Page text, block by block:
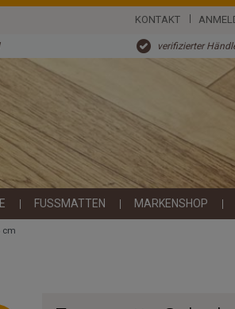
KONTAKT
verifizierter
FUSSMATTEN MARKENSHOP
cm